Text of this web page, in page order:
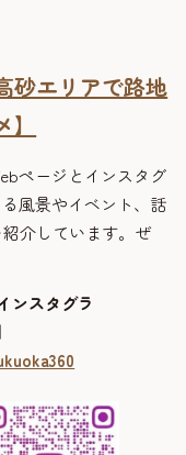
砂エリアで路地
ページとインスタグ
風景やイベント、話
介しています。ぜ
インスタグラ